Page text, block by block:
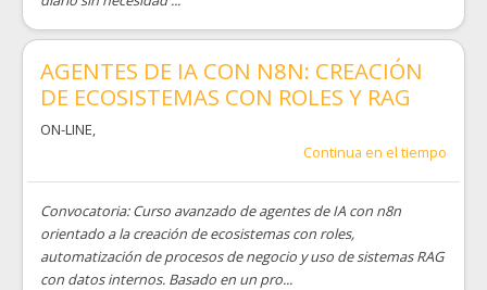
AGENTES DE IA CON N8N: CREACIÓN
DE ECOSISTEMAS CON ROLES Y RAG
ON-LINE,
Continua en el tiempo
Convocatoria: Curso avanzado de agentes de IA con n8n
orientado a la creación de ecosistemas con roles,
automatización de procesos de negocio y uso de sistemas RAG
con datos internos. Basado en un pro...